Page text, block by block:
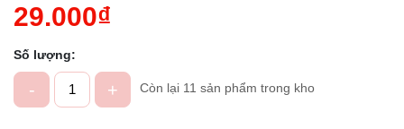
29.000₫
Số lượng:
- + Còn lại 11 sản phẩm trong kho